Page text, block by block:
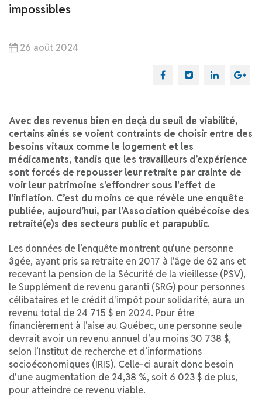
impossibles
26 août 2024
Avec des revenus bien en deçà du seuil de viabilité,
certains aînés se voient contraints de choisir entre des
besoins vitaux comme le logement et les
médicaments, tandis que les travailleurs d’expérience
sont forcés de repousser leur retraite par crainte de
voir leur patrimoine s'effondrer sous l'effet de
l'inflation. C’est du moins ce que révèle une enquête
publiée, aujourd’hui, par l’Association québécoise des
retraité(e)s des secteurs public et parapublic.
Les données de l’enquête montrent qu'une personne
âgée, ayant pris sa retraite en 2017 à l'âge de 62 ans et
recevant la pension de la Sécurité de la vieillesse (PSV),
le Supplément de revenu garanti (SRG) pour personnes
célibataires et le crédit d'impôt pour solidarité, aura un
revenu total de 24 715 $ en 2024. Pour être
financièrement à l'aise au Québec, une personne seule
devrait avoir un revenu annuel d’au moins 30 738 $,
selon l’Institut de recherche et d’informations
socioéconomiques (IRIS). Celle-ci aurait donc besoin
d'une augmentation de 24,38 %, soit 6 023 $ de plus,
pour atteindre ce revenu viable.